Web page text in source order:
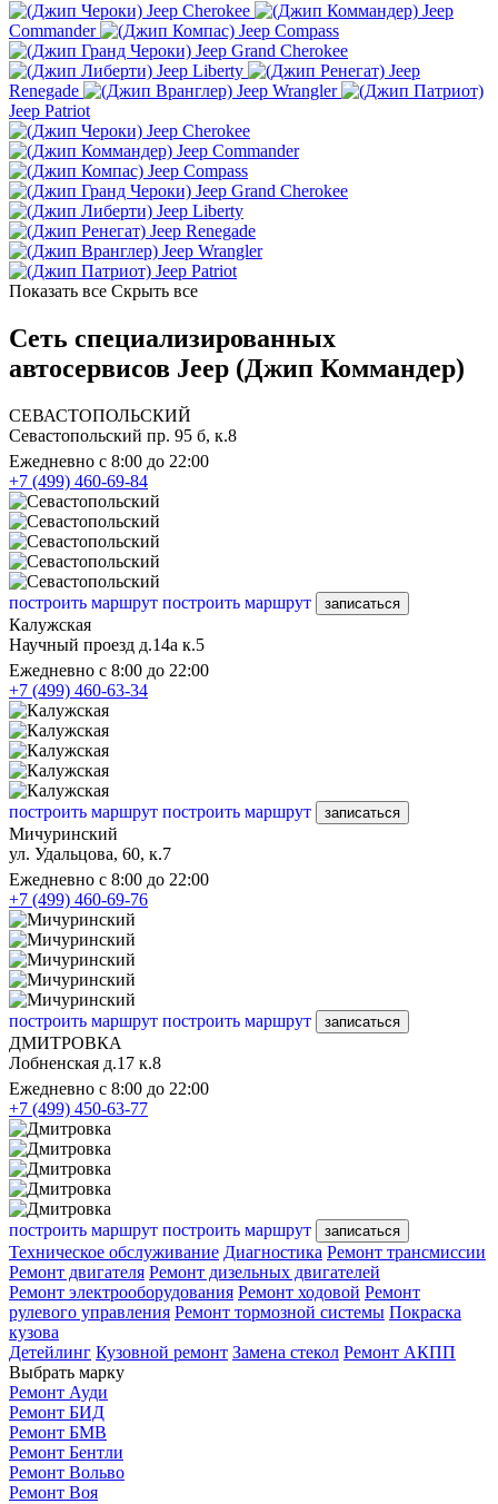
Jeep Cherokee
Jeep
Commander
Jeep Compass
Jeep Grand Cherokee
Jeep Liberty
Jeep
Renegade
Jeep Wrangler
Jeep Patriot
Jeep Cherokee
Jeep Commander
Jeep Compass
Jeep Grand Cherokee
Jeep Liberty
Jeep Renegade
Jeep Wrangler
Jeep Patriot
Показать все Скрыть все
Сеть специализированных
автосервисов Jeep (Джип Коммандер)
СЕВАСТОПОЛЬСКИЙ
Севастопольский пр. 95 б, к.8
Ежедневно с 8:00 до 22:00
+7 (499) 460-69-84
построить маршрут построить маршрут записаться
Калужская
Научный проезд д.14а к.5
Ежедневно с 8:00 до 22:00
+7 (499) 460-63-34
построить маршрут построить маршрут записаться
Мичуринский
ул. Удальцова, 60, к.7
Ежедневно с 8:00 до 22:00
+7 (499) 460-69-76
построить маршрут построить маршрут записаться
ДМИТРОВКА
Лобненская д.17 к.8
Ежедневно с 8:00 до 22:00
+7 (499) 450-63-77
построить маршрут построить маршрут записаться
Техническое обслуживание Диагностика Ремонт трансмиссии
Ремонт двигателя Ремонт дизельных двигателей
Ремонт электрооборудования Ремонт ходовой Ремонт
рулевого управления Ремонт тормозной системы Покраска
кузова
Детейлинг Кузовной ремонт Замена стекол Ремонт АКПП
Выбрать марку
Ремонт Ауди
Ремонт БИД
Ремонт БМВ
Ремонт Бентли
Ремонт Вольво
Ремонт Воя